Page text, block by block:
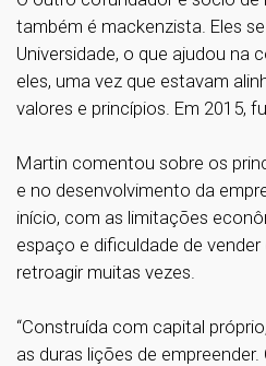
também é mackenzista. Eles
Universidade, o que ajudou na
eles, uma vez que estavam
valores e princípios. Em 2015,
Martin comentou sobre os
e no desenvolvimento da
início, com as limitações
espaço e dificuldade de
retroagir muitas vezes.
“Construída com capital
as duras lições de